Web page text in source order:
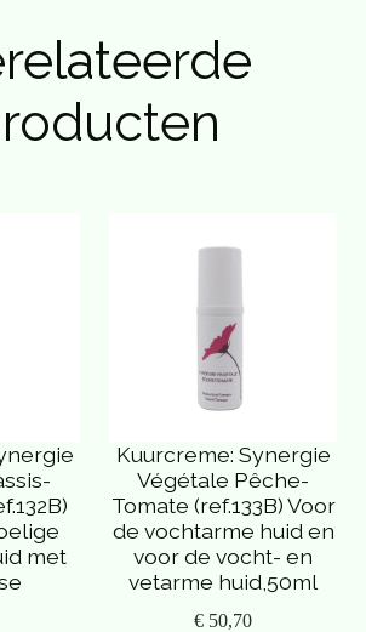
met
Kuurcreme: Synergie
Végétale Pêche-
Tomate (ref.133B) Voor
de vochtarme huid en
voor de vocht- en
vetarme huid,50ml
€ 50,70